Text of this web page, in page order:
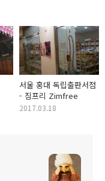
서울 홍대 독립출판서점
- 짐프리 Zimfree
2017.03.18